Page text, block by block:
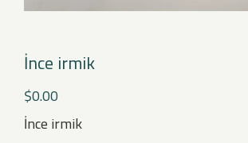
İnce irmik
$0.00
İnce irmik